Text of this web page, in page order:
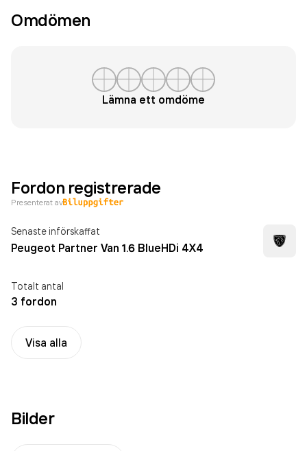
Omdömen
Lämna ett omdöme
Fordon registrerade
Presenterat av
Senaste införskaffat
Peugeot Partner Van 1.6 BlueHDi 4X4
Totalt antal
3 fordon
Visa alla
Bilder